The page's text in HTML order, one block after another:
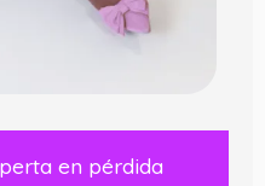
en pérdida